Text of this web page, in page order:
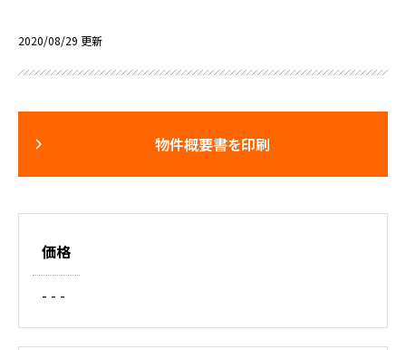
2020/08/29 更新
物件概要書を印刷
価格
- - -